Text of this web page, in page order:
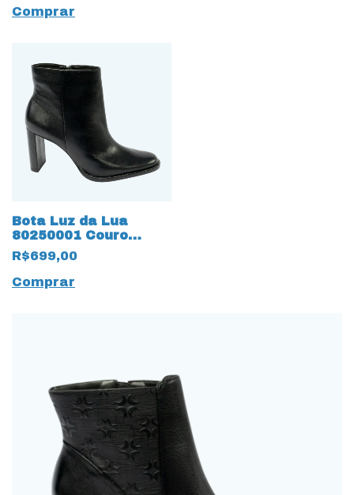
Comprar
Bota Luz da Lua
80250001 Couro
Natural Saara 15667
Preto
R$699,00
Comprar